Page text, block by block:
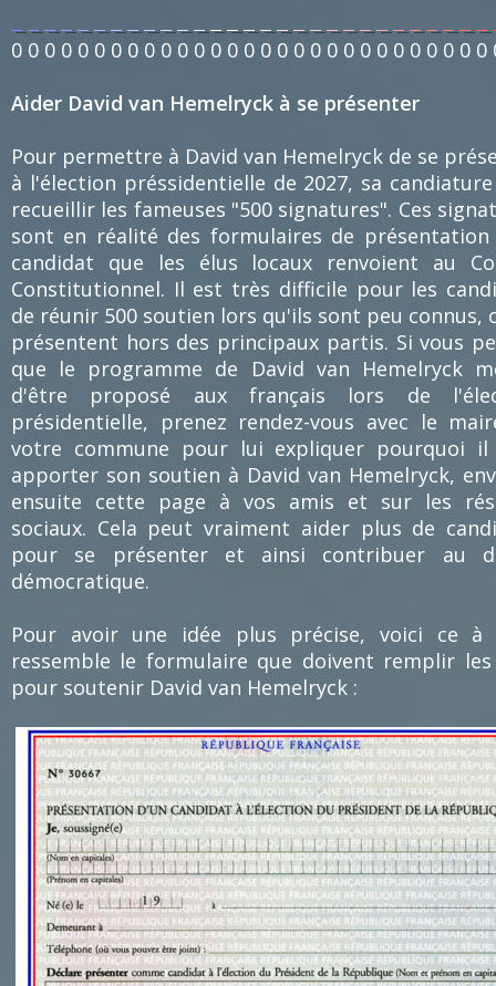
0 0 0 0 0 0 0 0 0 0 0 0 0 0 0 0 0 0 0 0 0 0 0 0 0 0 0 0 0
Aider David van Hemelryck à se présenter
Pour permettre à David van Hemelryck de se
à l'élection préssidentielle de 2027, sa
recueillir les fameuses "500 signatures". Ces
sont en réalité des formulaires de présentation
candidat que les élus locaux renvoient au
Constitutionnel. Il est très difficile pour les
de réunir 500 soutien lors qu'ils sont peu connus,
présentent hors des principaux partis. Si vous
que le programme de David van Hemelryck
d'être proposé aux français lors de
présidentielle, prenez rendez-vous avec le
votre commune pour lui expliquer pourquoi
apporter son soutien à David van Hemelryck,
ensuite cette page à vos amis et sur les
sociaux. Cela peut vraiment aider plus de
pour se présenter et ainsi contribuer au
démocratique.
Pour avoir une idée plus précise, voici ce à
ressemble le formulaire que doivent remplir les
pour soutenir David van Hemelryck :